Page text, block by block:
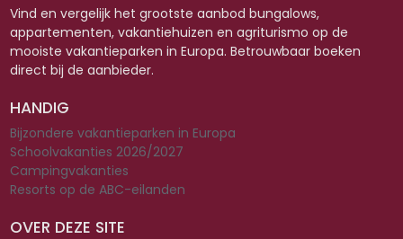
Vind en vergelijk het grootste aanbod bungalows,
appartementen, vakantiehuizen en agriturismo op de
mooiste vakantieparken in Europa. Betrouwbaar boeken
direct bij de aanbieder.
HANDIG
Bijzondere vakantieparken in Europa
Schoolvakanties 2026/2027
Campingvakanties
Resorts op de ABC-eilanden
OVER DEZE SITE